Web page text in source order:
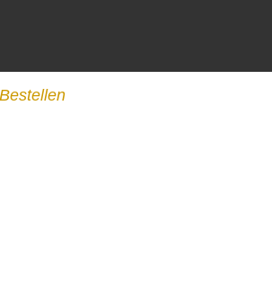
Bestellen